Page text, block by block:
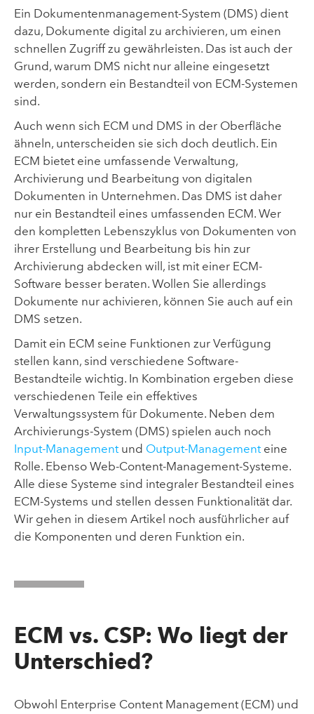
Ein Dokumentenmanagement-System (DMS) dient
dazu, Dokumente digital zu archivieren, um einen
schnellen Zugriff zu gewährleisten. Das ist auch der
Grund, warum DMS nicht nur alleine eingesetzt
werden, sondern ein Bestandteil von ECM-Systemen
sind.
Auch wenn sich ECM und DMS in der Oberfläche
ähneln, unterscheiden sie sich doch deutlich. Ein
ECM bietet eine umfassende Verwaltung,
Archivierung und Bearbeitung von digitalen
Dokumenten in Unternehmen. Das DMS ist daher
nur ein Bestandteil eines umfassenden ECM. Wer
den kompletten Lebenszyklus von Dokumenten von
ihrer Erstellung und Bearbeitung bis hin zur
Archivierung abdecken will, ist mit einer ECM-
Software besser beraten. Wollen Sie allerdings
Dokumente nur achivieren, können Sie auch auf ein
DMS setzen.
Damit ein ECM seine Funktionen zur Verfügung
stellen kann, sind verschiedene Software-
Bestandteile wichtig. In Kombination ergeben diese
verschiedenen Teile ein effektives
Verwaltungssystem für Dokumente. Neben dem
Archivierungs-System (DMS) spielen auch noch
Input-Managementund Output-Managementeine
Rolle. Ebenso Web-Content-Management-Systeme.
Alle diese Systeme sind integraler Bestandteil eines
ECM-Systems und stellen dessen Funktionalität dar.
Wir gehen in diesem Artikel noch ausführlicher auf
die Komponenten und deren Funktion ein.
ECM vs. CSP: Wo liegt der
Unterschied?
Obwohl Enterprise Content Management (ECM) und